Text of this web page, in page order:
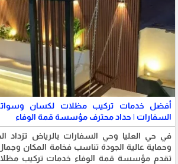
أفضل خدمات تركيب مظلات لكسان وسواتر
السفارات | حداد محترف مؤسسة قمة الوفاء
في حي العليا وحي السفارات بالرياض تزداد
وحماية عالية الجودة تناسب فخامة المكان
تقدم مؤسسة قمة الوفاء خدمات تركيب